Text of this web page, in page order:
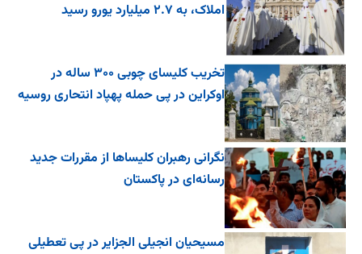
املاک، به ۲.۷ میلیارد یورو رسید
تخریب کلیسای چوبی ۳۰۰ ساله در
اوکراین در پی حمله پهپاد انتحاری روسیه
نگرانی رهبران کلیساها از مقررات جدید
رسانه‌ای در پاکستان
مسیحیان انجیلی الجزایر در پی تعطیلی